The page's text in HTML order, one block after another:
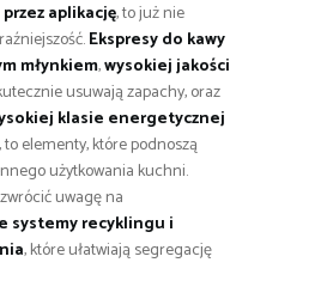
aplikację, to już nie
Ekspresy do kawy
młynkiem,wysokiej jakości
usuwają zapachy, oraz
klasie energetycznej
, to elementy, które podnoszą
użytkowania kuchni.
uwagę na
systemy recyklingu i
, które ułatwiają segregację